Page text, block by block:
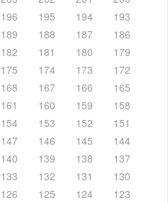
196 195 194
193
189 188 187
186
182 181 180
179
175 174 173
172
168 167 166
165
161 160 159
158
154 153 152
151
147 146 145
144
140 139 138
137
133 132 131
130
126 125 124
123